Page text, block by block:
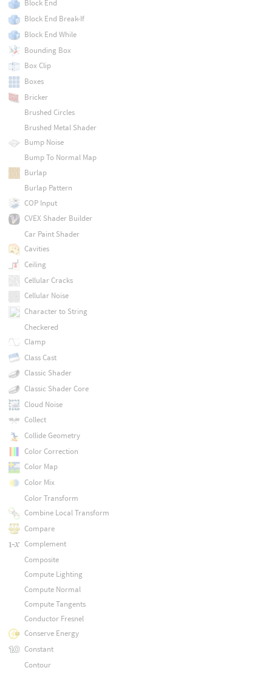
Block End
Block End Break-If
Block End While
Bounding Box
Box Clip
Boxes
Bricker
Brushed Circles
Brushed Metal Shader
Bump Noise
Bump To Normal Map
Burlap
Burlap Pattern
COP Input
CVEX Shader Builder
Car Paint Shader
Cavities
Ceiling
Cellular Cracks
Cellular Noise
Character to String
Checkered
Clamp
Class Cast
Classic Shader
Classic Shader Core
Cloud Noise
Collect
Collide Geometry
Color Correction
Color Map
Color Mix
Color Transform
Combine Local Transform
Compare
Complement
Composite
Compute Lighting
Compute Normal
Compute Tangents
Conductor Fresnel
Conserve Energy
Constant
Contour